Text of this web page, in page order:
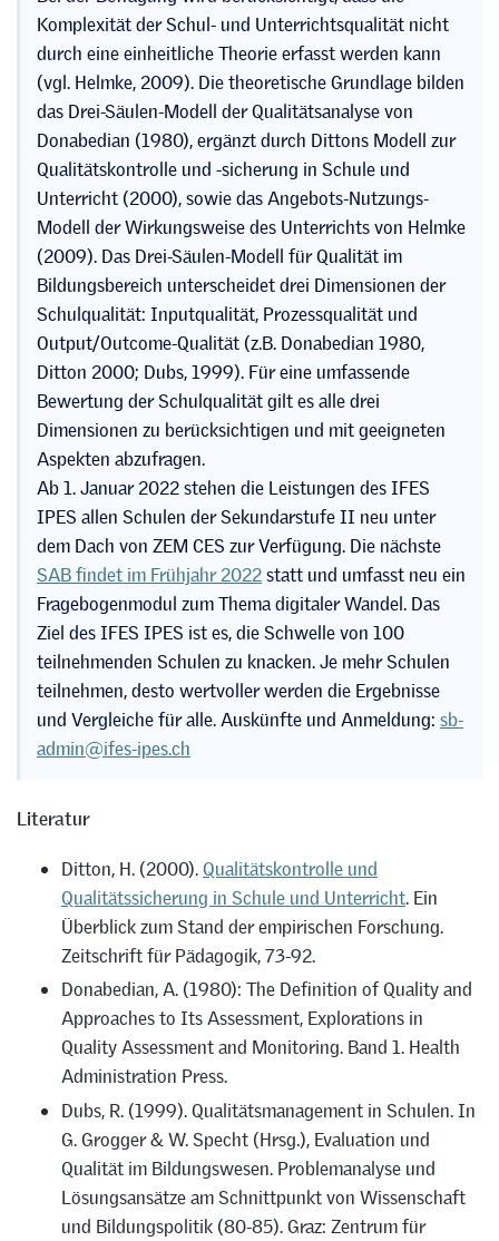
Komplexität der Schul- und Unterrichtsqualität nicht
durch eine einheitliche Theorie erfasst werden kann
(vgl. Helmke, 2009). Die theoretische Grundlage bilden
das Drei-Säulen-Modell der Qualitätsanalyse von
Donabedian (1980), ergänzt durch Dittons Modell zur
Qualitätskontrolle und -sicherung in Schule und
Unterricht (2000), sowie das Angebots-Nutzungs-
Modell der Wirkungsweise des Unterrichts von Helmke
(2009). Das Drei-Säulen-Modell für Qualität im
Bildungsbereich unterscheidet drei Dimensionen der
Schulqualität: Inputqualität, Prozessqualität und
Output/Outcome-Qualität (z.B. Donabedian 1980,
Ditton 2000; Dubs, 1999). Für eine umfassende
Bewertung der Schulqualität gilt es alle drei
Dimensionen zu berücksichtigen und mit geeigneten
Aspekten abzufragen.
Ab 1. Januar 2022 stehen die Leistungen des IFES
IPES allen Schulen der Sekundarstufe II neu unter
dem Dach von ZEM CES zur Verfügung. Die nächste
SAB findet im Frühjahr 2022statt und umfasst neu ein
Fragebogenmodul zum Thema digitaler Wandel. Das
Ziel des IFES IPES ist es, die Schwelle von 100
teilnehmenden Schulen zu knacken. Je mehr Schulen
teilnehmen, desto wertvoller werden die Ergebnisse
und Vergleiche für alle. Auskünfte und Anmeldung: sb-
admin@ifes-ipes.ch
Literatur
Ditton, H. (2000).Qualitätskontrolle und
Qualitätssicherung in Schule und Unterricht. Ein
Überblick zum Stand der empirischen Forschung.
Zeitschrift für Pädagogik, 73-92.
Donabedian, A. (1980): The Definition of Quality and
Approaches to Its Assessment, Explorations in
Quality Assessment and Monitoring. Band 1. Health
Administration Press.
Dubs, R. (1999). Qualitätsmanagement in Schulen. In
G. Grogger & W. Specht (Hrsg.), Evaluation und
Qualität im Bildungswesen. Problemanalyse und
Lösungsansätze am Schnittpunkt von Wissenschaft
und Bildungspolitik (80-85). Graz: Zentrum für